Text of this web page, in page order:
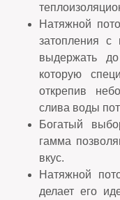
Натяжной
затопления с
выдержать
которую
открепив
слива воды
Богатый
гамма
вкус.
Натяжной
делает его